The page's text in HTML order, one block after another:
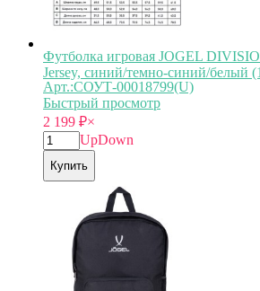
Футболка игровая JOGEL
Jersey, синий/темно-синий/белый
Арт.:СОУТ-00018799(U)
Быстрый просмотр
2 199 ₽×
UpDown
Купить